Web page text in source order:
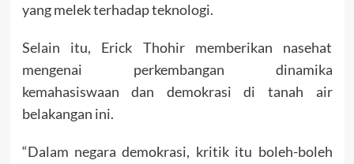
yang melek terhadap teknologi.
Selain itu, Erick Thohir memberikan nasehat
mengenai perkembangan dinamika
kemahasiswaan dan demokrasi di tanah air
belakangan ini.
“Dalam negara demokrasi, kritik itu boleh-boleh